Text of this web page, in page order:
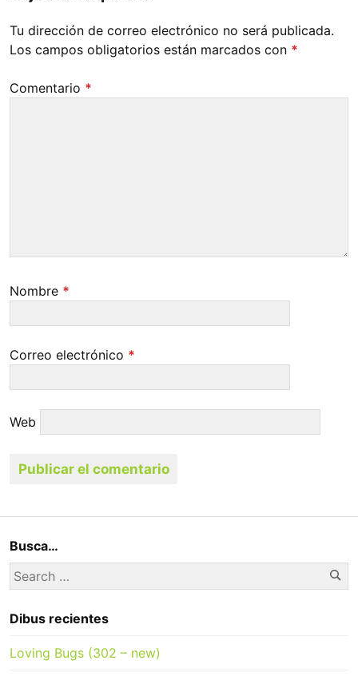
Tu dirección de correo electrónico no será publicada.
Los campos obligatorios están marcados con *
Comentario *
Nombre *
Correo electrónico *
Web
Busca…
Search
for:
Dibus recientes
Loving Bugs (302 – new)